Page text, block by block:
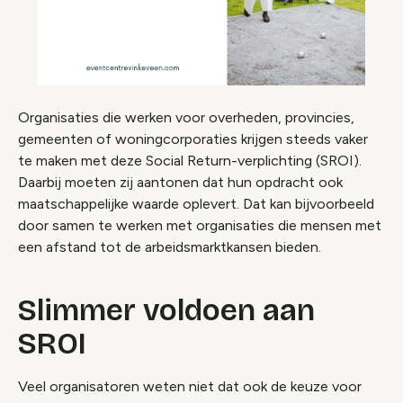
Organisaties die werken voor overheden, provincies,
gemeenten of woningcorporaties krijgen steeds vaker
te maken met deze Social Return-verplichting (SROI).
Daarbij moeten zij aantonen dat hun opdracht ook
maatschappelijke waarde oplevert. Dat kan bijvoorbeeld
door samen te werken met organisaties die mensen met
een afstand tot de arbeidsmarktkansen bieden.
Slimmer voldoen aan
SROI
Veel organisatoren weten niet dat ook de keuze voor